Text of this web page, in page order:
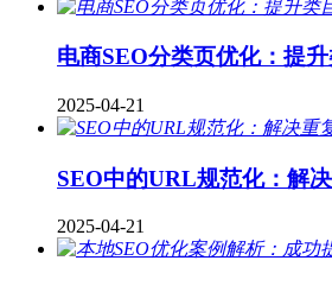
电商SEO分类页优化：提
2025-04-21
SEO中的URL规范化：解
2025-04-21